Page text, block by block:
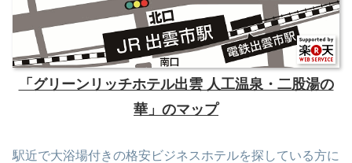
「グリーンリッチホテル出雲 人工温泉・二股湯の
華」のマップ
駅近で大浴場付きの格安ビジネスホテルを探している方に